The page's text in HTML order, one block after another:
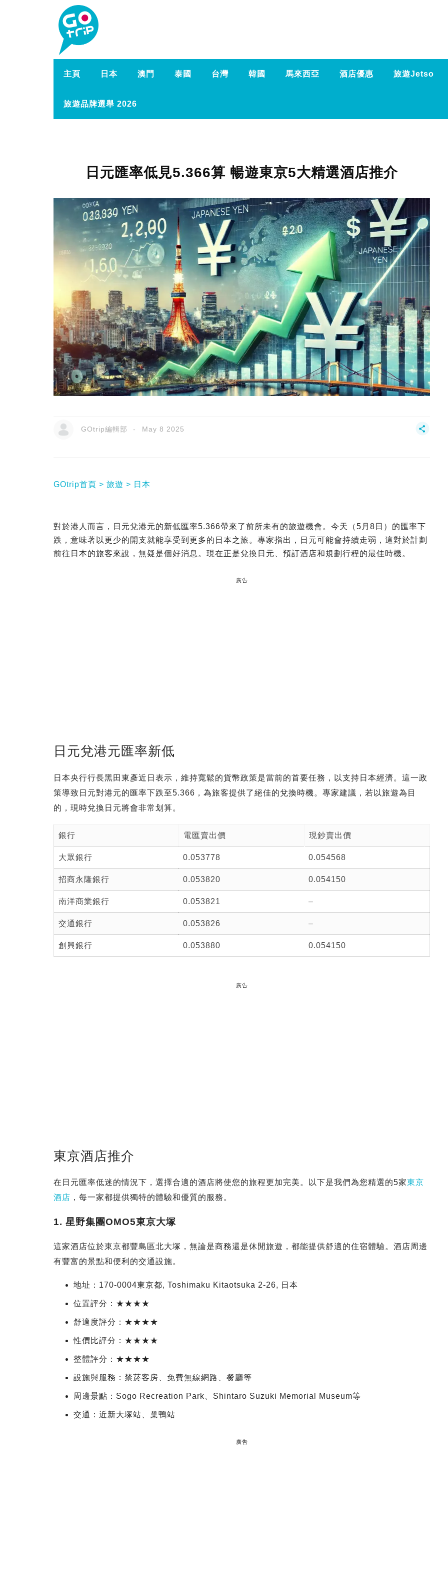
主頁 日本 澳門 泰國 台灣 韓國 馬來西亞 酒店優惠 旅遊Jetso
旅遊品牌選舉 2026
日元匯率低見5.366算 暢遊東京5大精選酒店推介
GOtrip編輯部 May 8 2025
GOtrip首頁 旅遊 日本
對於港人而言，日元兌港元的新低匯率5.366帶來了前所未有的旅遊機會。今天（5月8日）的匯率下
跌，意味著以更少的開支就能享受到更多的日本之旅。專家指出，日元可能會持續走弱，這對於計劃
前往日本的旅客來說，無疑是個好消息。現在正是兌換日元、預訂酒店和規劃行程的最佳時機。
廣告
日元兌港元匯率新低
日本央行行長黑田東彥近日表示，維持寬鬆的貨幣政策是當前的首要任務，以支持日本經濟。這一政
策導致日元對港元的匯率下跌至5.366，為旅客提供了絕佳的兌換時機。專家建議，若以旅遊為目
的，現時兌換日元將會非常划算。
銀行 電匯賣出價 現鈔賣出價
大眾銀行 0.053778 0.054568
招商永隆銀行 0.053820 0.054150
南洋商業銀行 0.053821 –
交通銀行 0.053826 –
創興銀行 0.053880 0.054150
廣告
東京酒店推介
在日元匯率低迷的情況下，選擇合適的酒店將使您的旅程更加完美。以下是我們為您精選的5家東京
酒店 ，每一家都提供獨特的體驗和優質的服務。
1. 星野集團OMO5東京大塚
這家酒店位於東京都豐島區北大塚，無論是商務還是休閒旅遊，都能提供舒適的住宿體驗。酒店周邊
有豐富的景點和便利的交通設施。
地址：170-0004東京都, Toshimaku Kitaotsuka 2-26, 日本
位置評分：★★★★
舒適度評分：★★★★
性價比評分：★★★★
整體評分：★★★★
設施與服務：禁菸客房、免費無線網路、餐廳等
周邊景點：Sogo Recreation Park、Shintaro Suzuki Memorial Museum等
交通：近新大塚站、巢鴨站
廣告